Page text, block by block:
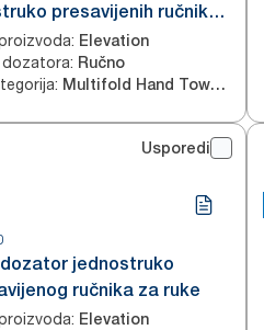
presavijenih ručnika
za pult
: Elevation
: Ručno
: Multifold Hand Towels
Usporedi
jednostruko
ručnika za ruke
: Elevation